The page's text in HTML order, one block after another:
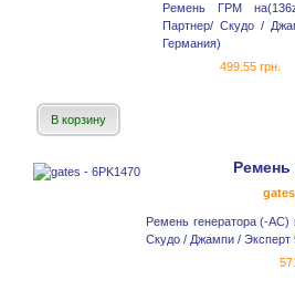
Ремень ГРМ
Партнер/ Скудо /
Германия)
499.55 грн.
В корзину
Ремень
Ремень генератора (-
Скудо / Джампи / Эксперт